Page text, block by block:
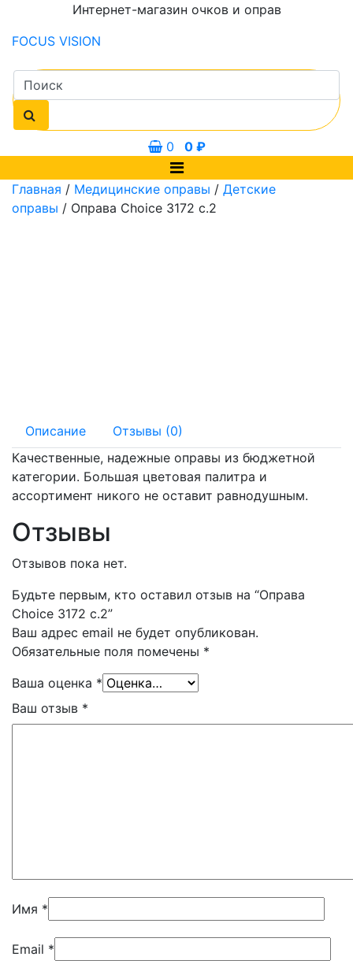
Интернет-магазин очков и оправ
FOCUS VISION
0 0 ₽
Главная / Медицинские оправы / Детские
оправы / Оправа Choice 3172 с.2
Описание
Отзывы (0)
Качественные, надежные оправы из бюджетной
категории. Большая цветовая палитра и
ассортимент никого не оставит равнодушным.
Отзывы
Отзывов пока нет.
Будьте первым, кто оставил отзыв на “Оправа
Choice 3172 с.2”
Ваш адрес email не будет опубликован.
Обязательные поля помечены *
Ваша оценка *
Ваш отзыв *
Имя *
Email *